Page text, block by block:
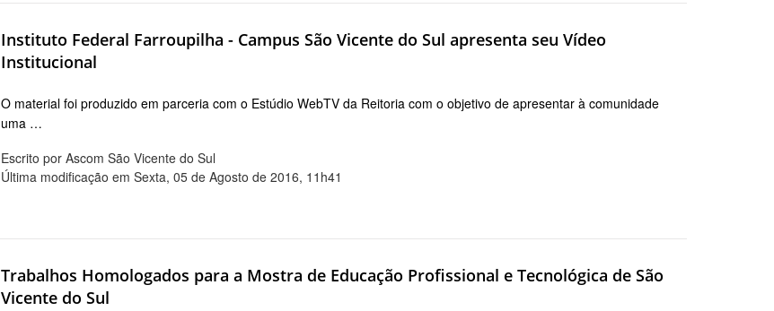
Instituto Federal Farroupilha - Campus São Vicente do Sul apresenta seu Vídeo
Institucional
O material foi produzido em parceria com o Estúdio WebTV da Reitoria com o objetivo de apresentar à comunidade
uma …
Escrito por Ascom São Vicente do Sul
Última modificação em Sexta, 05 de Agosto de 2016, 11h41
Trabalhos Homologados para a Mostra de Educação Profissional e Tecnológica de São
Vicente do Sul